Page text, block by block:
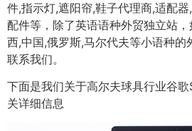
件,指示灯,遮阳帘,鞋子代理商,适配
配件等，除了英语语种外贸独立站
西,中国,俄罗斯,马尔代夫等小语种的
联系我们。
下面是我们关于高尔夫球具行业谷
关详细信息